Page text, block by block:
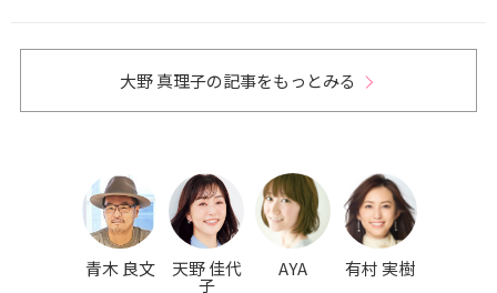
大野 真理子の記事をもっとみる
青木 良文 天野 佳代
子
AYA 有村 実樹